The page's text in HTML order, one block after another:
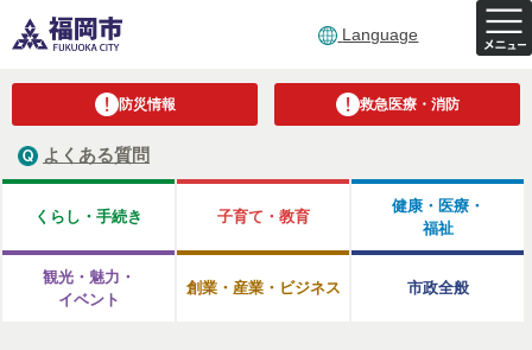
Language
防災情報 救急医療・消防
よくある質問
くらし・手続き 子育て・教育
健康・医療・
福祉
観光・魅力・
イベント
創業・産業・ビジネス 市政全般